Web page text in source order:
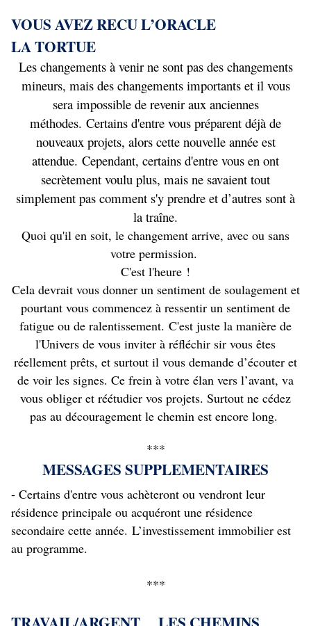
VOUS AVEZ RECU L’ORACLE
LA TORTUE
Les changements à venir ne sont pas des changements
mineurs, mais des changements importants et il vous
sera impossible de revenir aux anciennes
méthodes. Certains d'entre vous préparent déjà de
nouveaux projets, alors cette nouvelle année est
attendue. Cependant, certains d'entre vous en ont
secrètement voulu plus, mais ne savaient tout
simplement pas comment s'y prendre et d’autres sont à
la traîne.
Quoi qu'il en soit, le changement arrive, avec ou sans
votre permission.
C'est l'heure !
Cela devrait vous donner un sentiment de soulagement et
pourtant vous commencez à ressentir un sentiment de
fatigue ou de ralentissement. C'est juste la manière de
l'Univers de vous inviter à réfléchir sir vous êtes
réellement prêts, et surtout il vous demande d’écouter et
de voir les signes. Ce frein à votre élan vers l’avant, va
vous obliger et réétudier vos projets. Surtout ne cédez
pas au découragement le chemin est encore long.
***
MESSAGES SUPPLEMENTAIRES
- Certains d'entre vous achèteront ou vendront leur
résidence principale ou acquéront une résidence
secondaire cette année. L’investissement immobilier est
au programme.
***